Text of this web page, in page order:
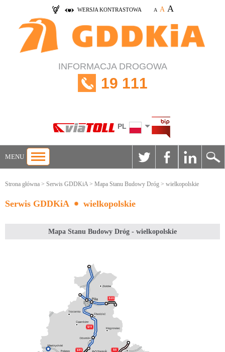
WERSJA KONTRASTOWA A A A
INFORMACJA DROGOWA
19 111
PL
MENU
Strona główna > Serwis GDDKiA> Mapa Stanu Budowy Dróg > wielkopolskie
Serwis GDDKiA wielkopolskie
Mapa Stanu Budowy Dróg - wielkopolskie